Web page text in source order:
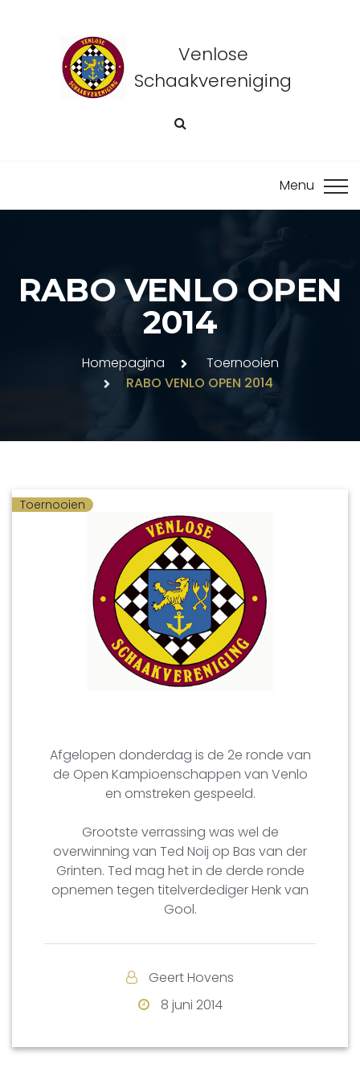
Venlose
Schaakvereniging
RABO VENLO OPEN
2014
Homepagina
Toernooien
RABO VENLO OPEN 2014
Toernooien
Afgelopen donderdag is de 2e ronde van
de Open Kampioenschappen van Venlo
en omstreken gespeeld.
Grootste verrassing was wel de
overwinning van Ted Noij op Bas van der
Grinten. Ted mag het in de derde ronde
opnemen tegen titelverdediger Henk van
Gool.
Geert Hovens
8 juni 2014